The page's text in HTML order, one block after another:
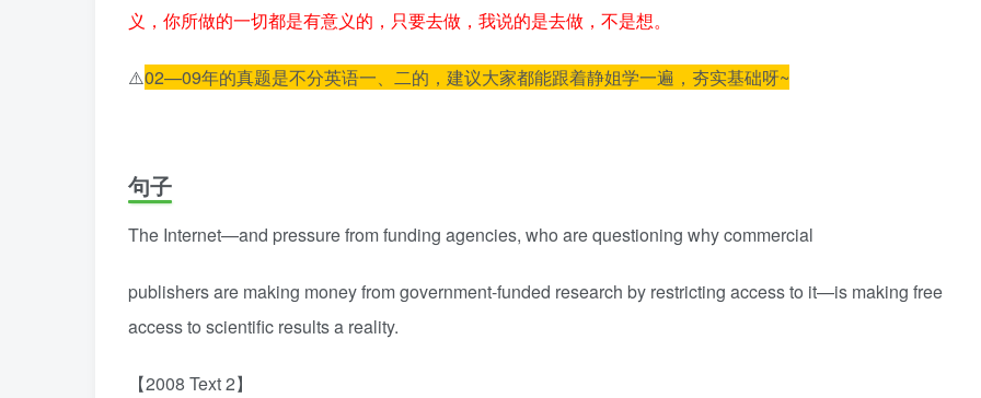
义，你所做的一切都是有意义的，只要去做，我说的是去做，不是想。
⚠️02—09年的真题是不分英语一、二的，建议大家都能跟着静姐学一遍，夯实基础呀~
句子
The Internet—and pressure from funding agencies, who are questioning why commercial
publishers are making money from government-funded research by restricting access to it—is making free
access to scientific results a reality.
【2008 Text 2】